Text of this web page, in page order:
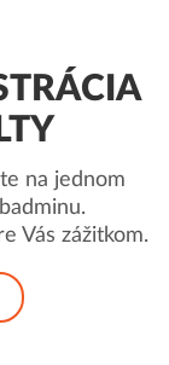
na jednom
Vás zážitkom.